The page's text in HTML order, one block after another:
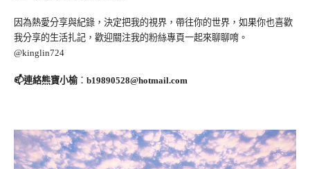
因為熱愛分享與紀錄，決定把我的視界，帶往你的世界，如果你也喜歡
我分享的生活扎記，歡迎關注我的粉絲專頁一起來聊聊唷。
@kinglin724
📫連絡熊寶小榆： b19890528@hotmail.com